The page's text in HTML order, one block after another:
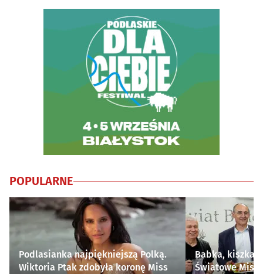
POPULARNE
Podlasianka najpiękniejszą Polką.
Wiktoria Ptak zdobyła koronę Miss
Babka, kiszka i
Światowe